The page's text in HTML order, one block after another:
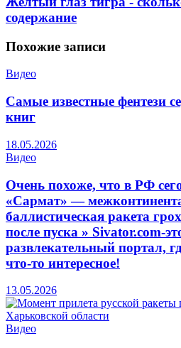
содержание
Похожие записи
Видео
Самые известные фентези
книг
18.05.2026
Видео
Очень похоже, что в РФ
«Сармат» —
баллистическая ракета
после пуска » Sivator.com-
развлекательный портал,
что-то интересное!
13.05.2026
Видео